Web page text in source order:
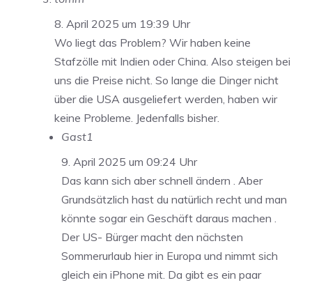
8. April 2025 um 19:39 Uhr
Wo liegt das Problem? Wir haben keine
Stafzölle mit Indien oder China. Also steigen bei
uns die Preise nicht. So lange die Dinger nicht
über die USA ausgeliefert werden, haben wir
keine Probleme. Jedenfalls bisher.
Gast1
9. April 2025 um 09:24 Uhr
Das kann sich aber schnell ändern . Aber
Grundsätzlich hast du natürlich recht und man
könnte sogar ein Geschäft daraus machen .
Der US- Bürger macht den nächsten
Sommerurlaub hier in Europa und nimmt sich
gleich ein iPhone mit. Da gibt es ein paar